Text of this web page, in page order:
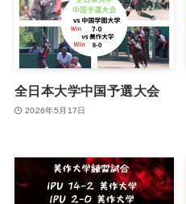
全日本大学中国予選大会
2026年5月17日